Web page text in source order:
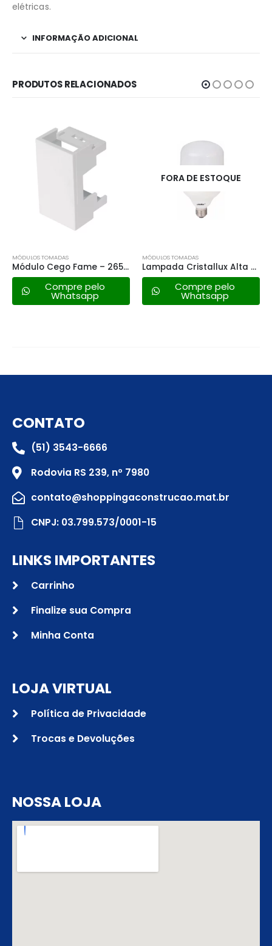
elétricas.
INFORMAÇÃO ADICIONAL
PRODUTOS RELACIONADOS
MÓDULOS TOMADAS
Módulo Cego Fame – 2658 Modulare/evidence ( 2 Pçs )
Compre pelo
Whatsapp
FORA DE ESTOQUE
MÓDULOS TOMADAS
Lampada Cristallux Alta Potencia Led – 19w 6500k
Compre pelo
Whatsapp
CONTATO
(51) 3543-6666
Rodovia RS 239, nº 7980
contato@shoppingaconstrucao.mat.br
CNPJ: 03.799.573/0001-15
LINKS IMPORTANTES
Carrinho
Finalize sua Compra
Minha Conta
LOJA VIRTUAL
Política de Privacidade
Trocas e Devoluções
NOSSA LOJA